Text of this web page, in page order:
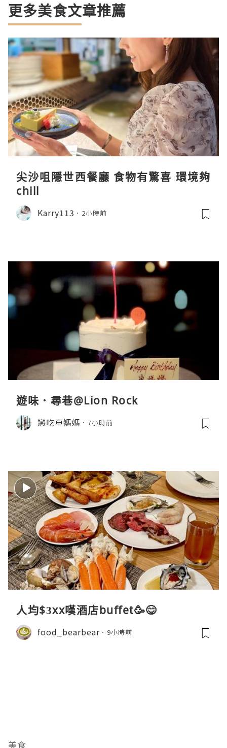
更多美食文章推薦
尖沙咀隱世西餐廳 食物有驚喜 環境夠
chill
Karry113 2小時前
遊味．尋巷@Lion Rock
戀吃車媽媽 7小時前
人均$3xx嘆酒店buffet🥳😋
food_bearbear 9小時前
美食